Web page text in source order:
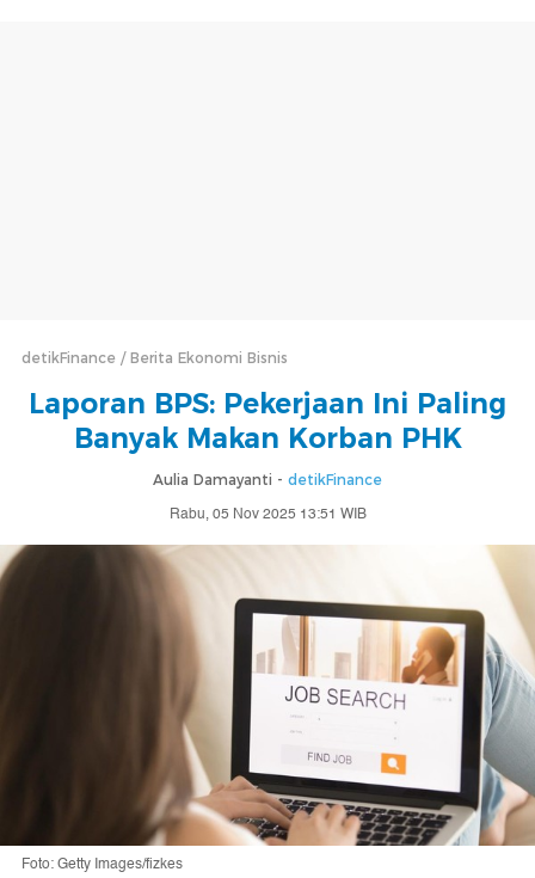
detikFinance Berita Ekonomi Bisnis
Laporan BPS: Pekerjaan Ini Paling
Banyak Makan Korban PHK
Aulia Damayanti - detikFinance
Rabu, 05 Nov 2025 13:51 WIB
Foto: Getty Images/fizkes